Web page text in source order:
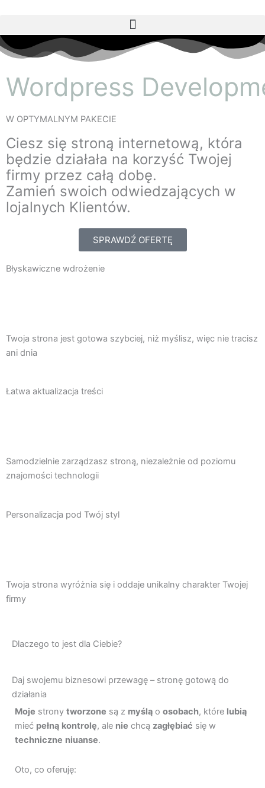
treści
Wordpress
W OPTYMALNYM PAKECIE
Ciesz się stroną internetową, która
będzie działała na korzyść Twojej
firmy przez całą dobę.
Zamień swoich odwiedzających w
lojalnych Klientów.
SPRAWDŹ OFERTĘ
Błyskawiczne wdrożenie
Twoja strona jest gotowa szybciej, niż myślisz, więc nie tracisz
ani dnia
Łatwa aktualizacja treści
Samodzielnie zarządzasz stroną, niezależnie od poziomu
znajomości technologii
Personalizacja pod Twój styl
Twoja strona wyróżnia się i oddaje unikalny charakter Twojej
firmy
Dlaczego to jest dla Ciebie?
Daj swojemu biznesowi przewagę – stronę gotową do
działania
Moje strony tworzone są z myślą o osobach, które lubią
mieć pełną kontrolę, ale nie chcą zagłębiać się w
techniczne niuanse.
Oto, co oferuję: